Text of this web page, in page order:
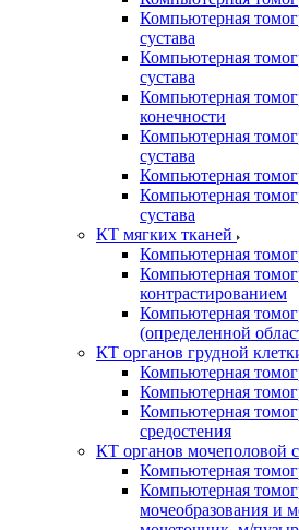
Компьютерная
сустава
Компьютерная
сустава
Компьютерная
конечности
Компьютерная
сустава
Компьютерная
Компьютерная
сустава
КТ мягких тканей
Компьютерная
Компьютерная
контрастированием
Компьютерная
(определенной
КТ органов грудной
Компьютерная
Компьютерная
Компьютерная
средостения
КТ органов мочеполовой
Компьютерная
Компьютерная
мочеобразования и